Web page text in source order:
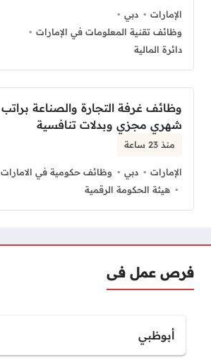
الإمارات
دبي
وظائف تقنية المعلومات في الإمارات
دائرة المالية
وظائف غرفة التجارة والصناعة براتب
شهري مجزي وبدلات تنافسية
منذ 23 ساعة
الإمارات دبي
وظائف حكومية في الامارات
هيئة الحكومة الرقمية
فرص عمل فى
أبوظبي